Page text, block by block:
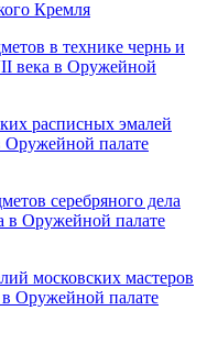
Кремля
в технике чернь и
века в Оружейной
расписных эмалей
Оружейной палате
серебряного дела
в Оружейной палате
московских мастеров
Оружейной палате